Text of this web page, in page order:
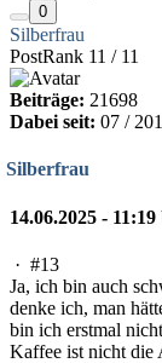
0
Silberfrau
PostRank 11 / 11
Beiträge: 21698
Dabei seit: 07 /
Silberfrau
14.06.2025 -
· #13
Ja, ich bin auch
denke ich, man
bin ich erstmal
Kaffee ist nicht die